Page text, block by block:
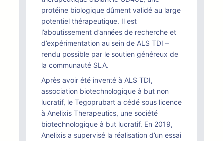
protéine biologique dûment validé au large
potentiel thérapeutique. Il est
l’aboutissement d’années de recherche et
d’expérimentation au sein de ALS TDI –
rendu possible par le soutien généreux de
la communauté SLA.
Après avoir été inventé à ALS TDI,
association biotechnologique à but non
lucratif, le Tegoprubart a cédé sous licence
à Anelixis Therapeutics, une société
biotechnologique à but lucratif. En 2019,
Anelixis a supervisé la réalisation d’un essai